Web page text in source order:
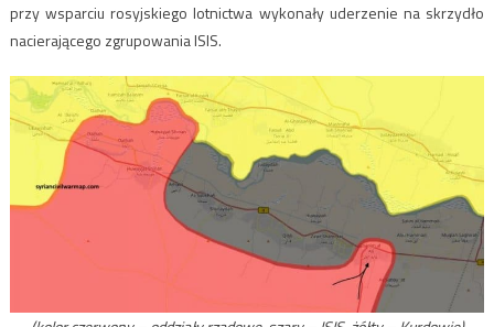
przy wsparciu rosyjskiego lotnictwa wykonały uderzenie na skrzydło
nacierającego zgrupowania ISIS.